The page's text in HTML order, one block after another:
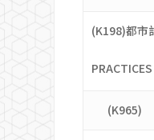
(K198)都市
(K965)